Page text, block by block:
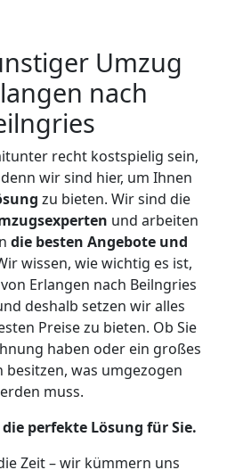
Umzug
nach
recht kostspielig sein,
wir sind hier, um Ihnen
zu bieten. Wir sind die
und arbeiten
die besten Angebote und
wissen, wie wichtig es ist,
Erlangen nach Beilngries
deshalb setzen wir alles
Preise zu bieten. Ob Sie
haben oder ein großes
besitzen, was umgezogen
muss.
perfekte Lösung für Sie.
Zeit – wir kümmern uns